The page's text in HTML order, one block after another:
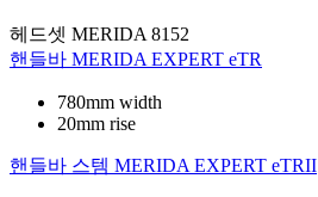
헤드셋 MERIDA 8152
핸들바 MERIDA EXPERT eTR
780mm width
20mm rise
핸들바 스템 MERIDA EXPERT eTRII